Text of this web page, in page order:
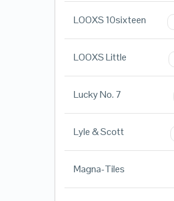
LOOXS 10sixteen
LOOXS Little
Lucky No. 7
Lyle & Scott
Magna-Tiles